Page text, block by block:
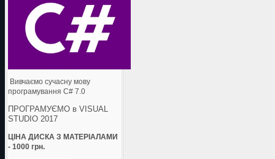
Вивчаємо сучасну мову
програмування C# 7.0
ПРОГРАМУЄМО в VISUAL
STUDIO 2017
ЦІНА ДИСКА З МАТЕРІАЛАМИ
- 1000 грн.